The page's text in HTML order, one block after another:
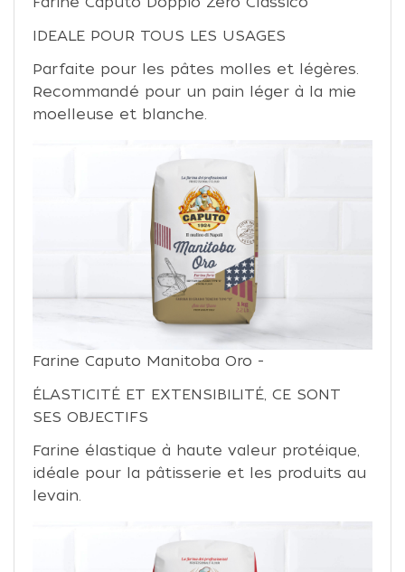
IDEALE POUR TOUS LES USAGES
Parfaite pour les pâtes molles et légères.
Recommandé pour un pain léger à la mie
moelleuse et blanche.
Farine Caputo Manitoba Oro -
ÉLASTICITÉ ET EXTENSIBILITÉ, CE SONT
SES OBJECTIFS
Farine élastique à haute valeur protéique,
idéale pour la pâtisserie et les produits au
levain.